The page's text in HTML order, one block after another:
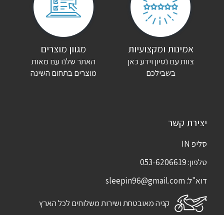
שמור בדפדפן זה את השם, האימייל והאתר שלי לפעם הבאה שאגיב.
אמינות ומקצועיות
צוות עם נסיון וידע כאן
בשבילכם
מגוון מוצרים
האתר שלנו עם מאות
מוצרים בתחום השינה
יצירת קשר
סליפ IN
טלפון:053-6206619
דוא"ל:sleepin96@gmail.com
קניה מאובטחת ושירות משלוחים לכל הארץ